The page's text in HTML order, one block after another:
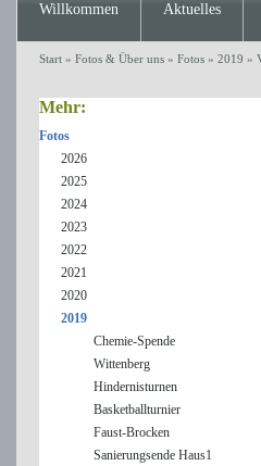
Willkommen Aktuelles
Start» Fotos & Über uns» Fotos» 2019 »
Mehr:
Fotos
2026
2025
2024
2023
2022
2021
2020
2019
Chemie-Spende
Wittenberg
Hindernisturnen
Basketballturnier
Faust-Brocken
Sanierungsende Haus1